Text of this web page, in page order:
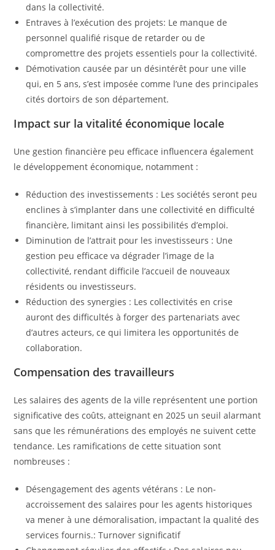
dans la collectivité.
Entraves à l’exécution des projets: Le manque de
personnel qualifié risque de retarder ou de
compromettre des projets essentiels pour la collectivité.
Démotivation causée par un désintérêt pour une ville
qui, en 5 ans, s’est imposée comme l’une des principales
cités dortoirs de son département.
Impact sur la vitalité économique locale
Une gestion financière peu efficace influencera également
le développement économique, notamment :
Réduction des investissements : Les sociétés seront peu
enclines à s’implanter dans une collectivité en difficulté
financière, limitant ainsi les possibilités d’emploi.
Diminution de l’attrait pour les investisseurs : Une
gestion peu efficace va dégrader l’image de la
collectivité, rendant difficile l’accueil de nouveaux
résidents ou investisseurs.
Réduction des synergies : Les collectivités en crise
auront des difficultés à forger des partenariats avec
d’autres acteurs, ce qui limitera les opportunités de
collaboration.
Compensation des travailleurs
Les salaires des agents de la ville représentent une portion
significative des coûts, atteignant en 2025 un seuil alarmant
sans que les rémunérations des employés ne suivent cette
tendance. Les ramifications de cette situation sont
nombreuses :
Désengagement des agents vétérans : Le non-
accroissement des salaires pour les agents historiques
va mener à une démoralisation, impactant la qualité des
services fournis.: Turnover significatif